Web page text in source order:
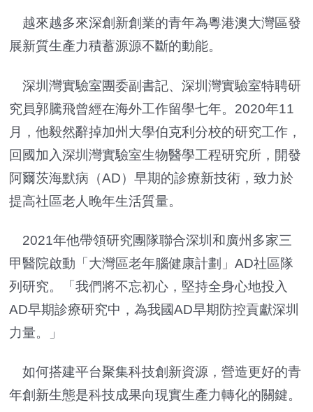
越來越多來深創新創業的青年為粵港澳大灣區發
展新質生產力積蓄源源不斷的動能。
深圳灣實驗室團委副書記、深圳灣實驗室特聘研
究員郭騰飛曾經在海外工作留學七年。2020年11
月，他毅然辭掉加州大學伯克利分校的研究工作，
回國加入深圳灣實驗室生物醫學工程研究所，開發
阿爾茨海默病（AD）早期的診療新技術，致力於
提高社區老人晚年生活質量。
2021年他帶領研究團隊聯合深圳和廣州多家三
甲醫院啟動「大灣區老年腦健康計劃」AD社區隊
列研究。「我們將不忘初心，堅持全身心地投入
AD早期診療研究中，為我國AD早期防控貢獻深圳
力量。」
如何搭建平台聚集科技創新資源，營造更好的青
年創新生態是科技成果向現實生產力轉化的關鍵。